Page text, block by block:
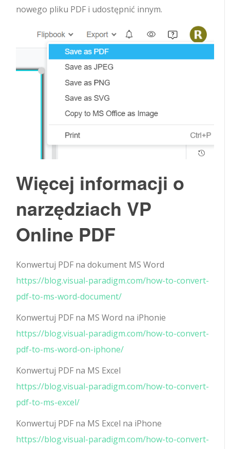
nowego pliku PDF i udostępnić innym.
Więcej informacji o
narzędziach VP
Online PDF
Konwertuj PDF na dokument MS Word
https://blog.visual-paradigm.com/how-to-convert-
pdf-to-ms-word-document/
Konwertuj PDF na MS Word na iPhonie
https://blog.visual-paradigm.com/how-to-convert-
pdf-to-ms-word-on-iphone/
Konwertuj PDF na MS Excel
https://blog.visual-paradigm.com/how-to-convert-
pdf-to-ms-excel/
Konwertuj PDF na MS Excel na iPhone
https://blog.visual-paradigm.com/how-to-convert-